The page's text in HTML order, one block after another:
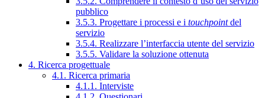
pubblico
3.5.3. Progettare i processi e i touchpointdel
servizio
3.5.4. Realizzare l’interfaccia utente del servizio
3.5.5. Validare la soluzione ottenuta
4. Ricerca progettuale
4.1. Ricerca primaria
4.1.1. Interviste